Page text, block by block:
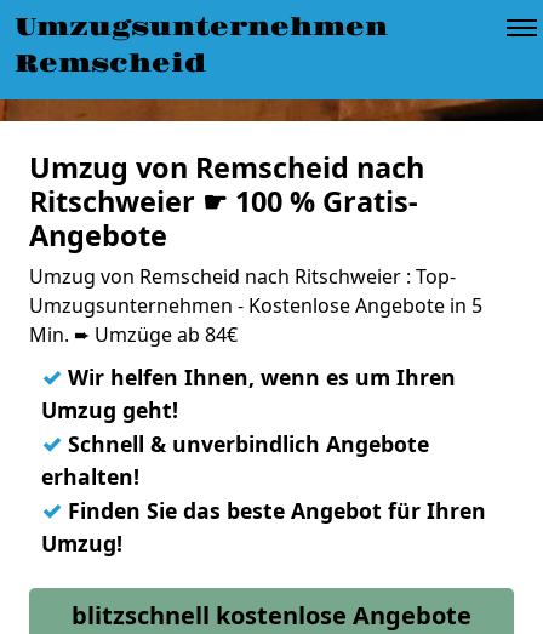
Umzugsunternehmen
Remscheid
Umzug von Remscheid nach
Ritschweier ☛ 100 % Gratis-
Angebote
Umzug von Remscheid nach Ritschweier : Top-
Umzugsunternehmen - Kostenlose Angebote in 5
Min. ➨ Umzüge ab 84€
✓ Wir helfen Ihnen, wenn es um Ihren
Umzug geht!
✓ Schnell & unverbindlich Angebote
erhalten!
✓ Finden Sie das beste Angebot für Ihren
Umzug!
blitzschnell kostenlose Angebote